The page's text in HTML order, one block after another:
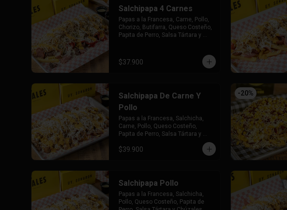
Salchipapa 4 Carnes
Papas a la Francesa, Carne, Pollo,
Chorizo, Butifarra, Queso Costeño,
Papita de Perro, Salsa Tártara y
$37.900
Salchipapa De Carne Y
Pollo
Papas a la Francesa, Salchicha,
Carne, Pollo, Queso Costeño,
Papita de Perro, Salsa Tártara y
$39.900
-20%
Salchipapa Pollo
Papas a la Francesa, Salchicha,
Pollo, Queso Costeño, Papita de